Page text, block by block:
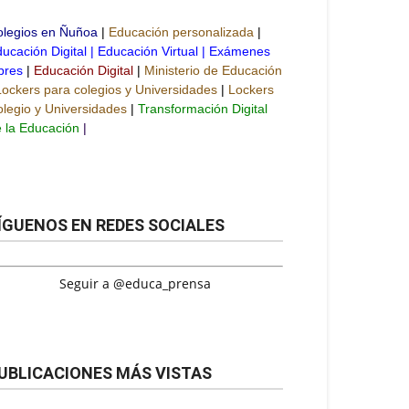
en Ñuñoa | Educación personalizada |
Digital | Educación Virtual | Exámenes
| Educación Digital | Ministerio de Educación
para colegios y Universidades | Lockers
y Universidades | Transformación Digital
la Educación |
EN REDES SOCIALES
Seguir a @educa_prensa
MÁS VISTAS